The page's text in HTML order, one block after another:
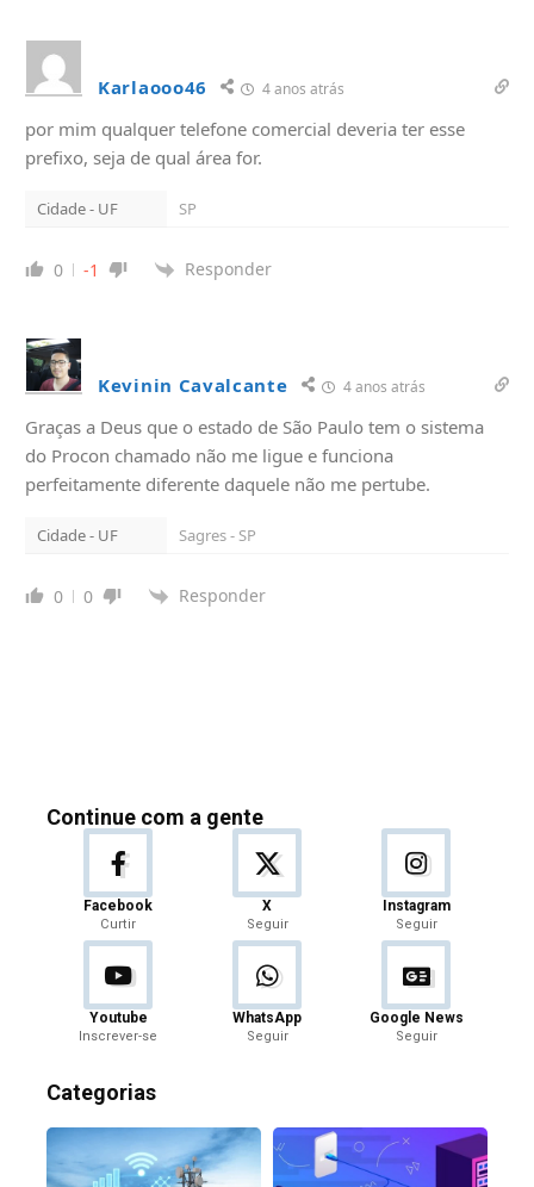
Karlaooo46 4 anos atrás
por mim qualquer telefone comercial deveria ter esse
prefixo, seja de qual área for.
Cidade - UF SP
0 -1 Responder
Kevinin Cavalcante 4 anos atrás
Graças a Deus que o estado de São Paulo tem o sistema
do Procon chamado não me ligue e funciona
perfeitamente diferente daquele não me pertube.
Cidade - UF Sagres - SP
0 0 Responder
Continue com a gente
Facebook
Curtir
X
Seguir
Instagram
Seguir
Youtube
Inscrever-se
WhatsApp
Seguir
Google News
Seguir
Categorias